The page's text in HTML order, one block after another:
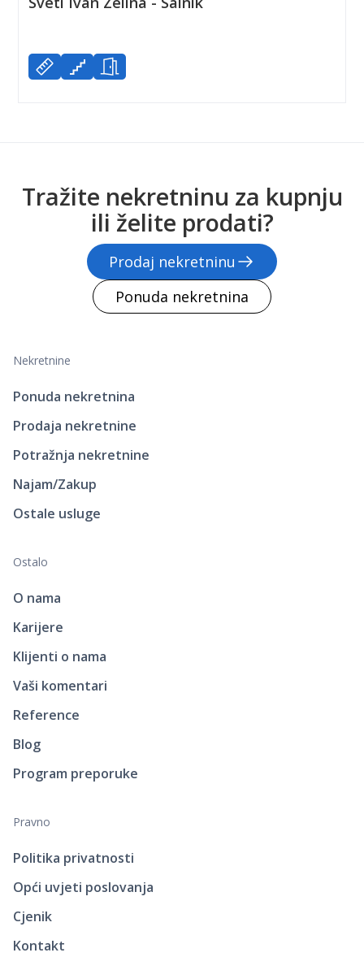
Tražite nekretninu za kupnju
ili želite prodati?
Prodaj nekretninu
Ponuda nekretnina
Nekretnine
Ponuda nekretnina
Prodaja nekretnine
Potražnja nekretnine
Najam/Zakup
Ostale usluge
Ostalo
O nama
Karijere
Klijenti o nama
Vaši komentari
Reference
Blog
Program preporuke
Pravno
Politika privatnosti
Opći uvjeti poslovanja
Cjenik
Kontakt